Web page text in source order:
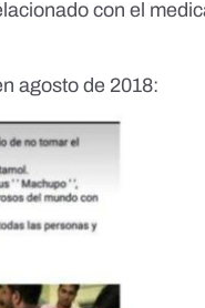
con el
agosto de 2018: